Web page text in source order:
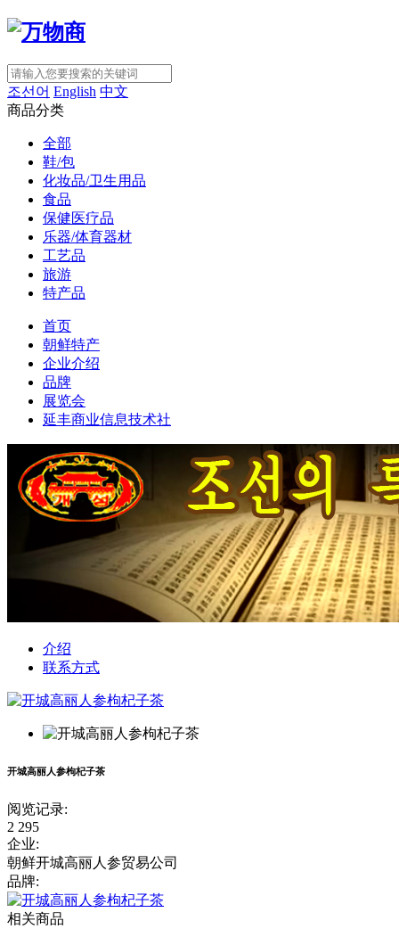
조선어 English 中文
商品分类
全部
鞋/包
化妆品/卫生用品
食品
保健医疗品
乐器/体育器材
工艺品
旅游
特产品
首页
朝鲜特产
企业介绍
品牌
展览会
延丰商业信息技术社
介绍
联系方式
开城高丽人参枸杞子茶
阅览记录:
2 295
企业:
朝鲜开城高丽人参贸易公司
品牌:
相关商品